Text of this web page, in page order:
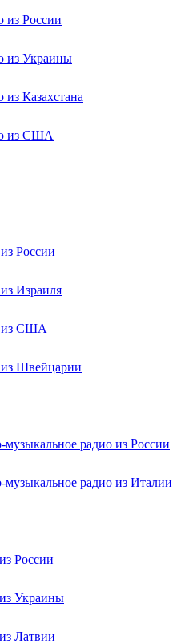
из России
из Украины
из Казахстана
из США
России
Израиля
из США
Швейцарии
музыкальное радио из России
музыкальное радио из Италии
России
Украины
Латвии